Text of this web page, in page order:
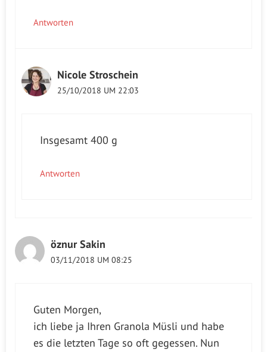
Antworten
Nicole Stroschein
25/10/2018 UM 22:03
Insgesamt 400 g
Antworten
öznur Sakin
03/11/2018 UM 08:25
Guten Morgen,
ich liebe ja Ihren Granola Müsli und habe
es die letzten Tage so oft gegessen. Nun